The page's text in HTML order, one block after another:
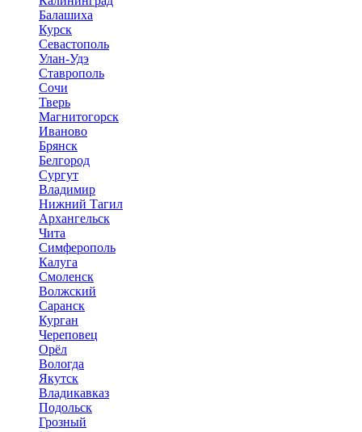
Балашиха
Курск
Севастополь
Улан-Удэ
Ставрополь
Сочи
Тверь
Магнитогорск
Иваново
Брянск
Белгород
Сургут
Владимир
Нижний Тагил
Архангельск
Чита
Симферополь
Калуга
Смоленск
Волжский
Саранск
Курган
Череповец
Орёл
Вологда
Якутск
Владикавказ
Подольск
Грозный